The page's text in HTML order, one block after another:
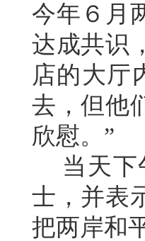
今年６月
达成共识
店的大厅
去，但他
欣慰。”
当天下
士，并表
把两岸和